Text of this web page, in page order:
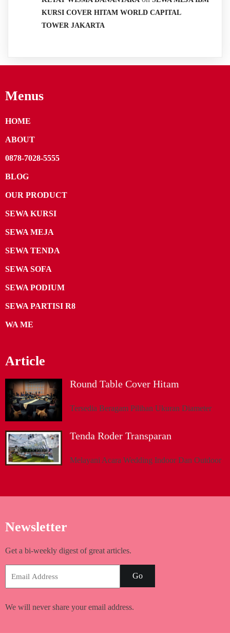
KURSI COVER HITAM WORLD CAPITAL
TOWER JAKARTA
Menus
HOME
ABOUT
0878-7028-5555
BLOG
OUR PRODUCT
SEWA KURSI
SEWA MEJA
SEWA TENDA
SEWA SOFA
SEWA PODIUM
SEWA PARTISI R8
WA ME
Article
Round Table Cover Hitam
Tersedia Beragam Pilihan Ukuran Diameter
Tenda Roder Transparan
Melayani Acara Wedding Indoor Dan Outdoor
Newsletter
Get a bi-weekly digest of great articles.
Go
We will never share your email address.